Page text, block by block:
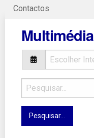
Contactos
Multimédia